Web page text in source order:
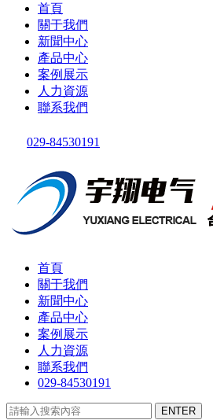
首頁
關于我們
新聞中心
產品中心
案例展示
人力資源
聯系我們
029-84530191
首頁
關于我們
新聞中心
產品中心
案例展示
人力資源
聯系我們
029-84530191